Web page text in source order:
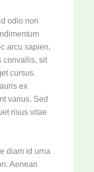
odio non
arcu sapien,
convallis, sit
cursus.
ex
varius. Sed
risus vitae
diam id urna
Aenean